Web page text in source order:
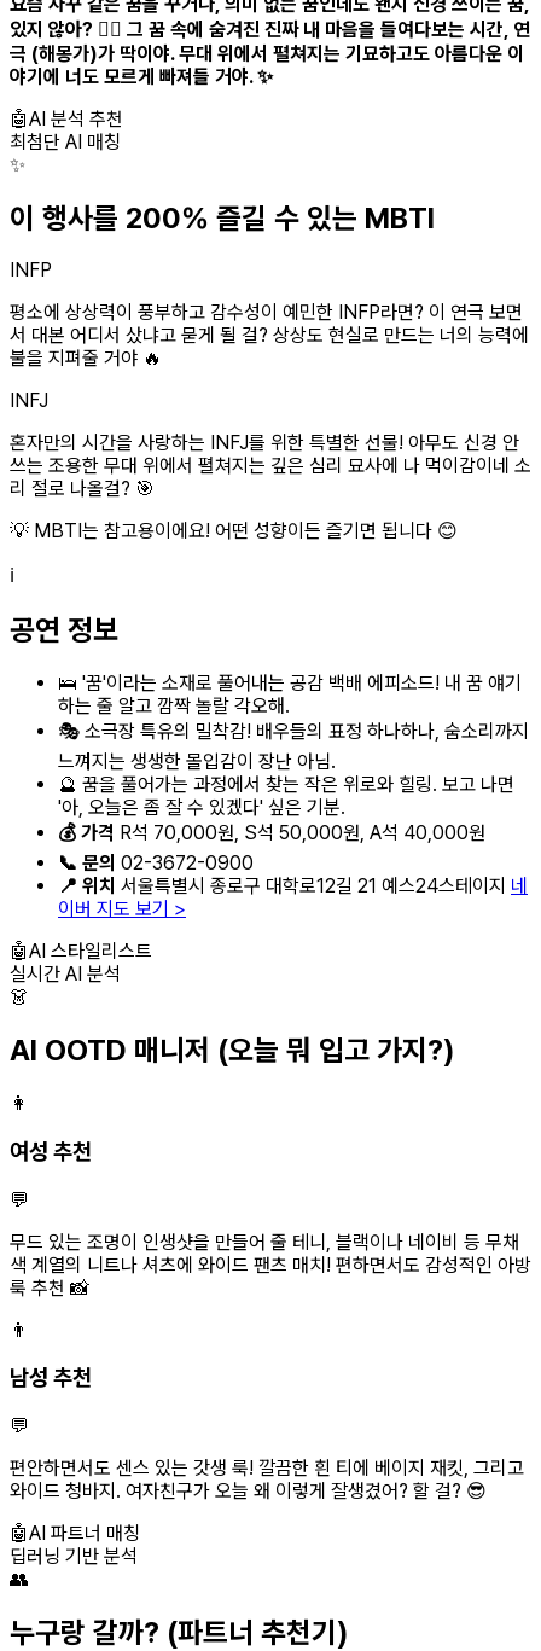
있지 않아? 😵‍💫 그 꿈 속에 숨겨진 진짜 내 마음을 들여다보는 시간, 연
극 (해몽가)가 딱이야. 무대 위에서 펼쳐지는 기묘하고도 아름다운 이
야기에 너도 모르게 빠져들 거야. ✨
🤖AI 분석 추천
최첨단 AI 매칭
✨
이 행사를 200% 즐길 수 있는 MBTI
INFP
평소에 상상력이 풍부하고 감수성이 예민한 INFP라면? 이 연극 보면
서 대본 어디서 샀냐고 묻게 될 걸? 상상도 현실로 만드는 너의 능력에
불을 지펴줄 거야 🔥
INFJ
혼자만의 시간을 사랑하는 INFJ를 위한 특별한 선물! 아무도 신경 안
쓰는 조용한 무대 위에서 펼쳐지는 깊은 심리 묘사에 나 먹이감이네 소
리 절로 나올걸? 🎯
💡 MBTI는 참고용이에요! 어떤 성향이든 즐기면 됩니다 😊
ℹ️
공연 정보
🛌 '꿈'이라는 소재로 풀어내는 공감 백배 에피소드! 내 꿈 얘기
하는 줄 알고 깜짝 놀랄 각오해.
🎭 소극장 특유의 밀착감! 배우들의 표정 하나하나, 숨소리까지
느껴지는 생생한 몰입감이 장난 아님.
🔮 꿈을 풀어가는 과정에서 찾는 작은 위로와 힐링. 보고 나면
'아, 오늘은 좀 잘 수 있겠다' 싶은 기분.
💰 가격 R석 70,000원, S석 50,000원, A석 40,000원
📞 문의 02-3672-0900
📍 위치 서울특별시 종로구 대학로12길 21 예스24스테이지 네
이버 지도 보기 >
🤖AI 스타일리스트
실시간 AI 분석
👗
AI OOTD 매니저 (오늘 뭐 입고 가지?)
👩
여성 추천
💬
무드 있는 조명이 인생샷을 만들어 줄 테니, 블랙이나 네이비 등 무채
색 계열의 니트나 셔츠에 와이드 팬츠 매치! 편하면서도 감성적인 아방
룩 추천 📸
👨
남성 추천
💬
편안하면서도 센스 있는 갓생 룩! 깔끔한 흰 티에 베이지 재킷, 그리고
와이드 청바지. 여자친구가 오늘 왜 이렇게 잘생겼어? 할 걸? 😎
🤖AI 파트너 매칭
딥러닝 기반 분석
👥
누구랑 갈까? (파트너 추천기)